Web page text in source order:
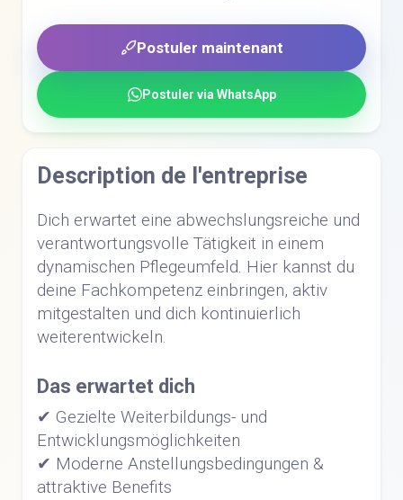
Postuler maintenant
Postuler via WhatsApp
Description de l'entreprise
Dich erwartet eine abwechslungsreiche und
verantwortungsvolle Tätigkeit in einem
dynamischen Pflegeumfeld. Hier kannst du
deine Fachkompetenz einbringen, aktiv
mitgestalten und dich kontinuierlich
weiterentwickeln.
Das erwartet dich
✔ Gezielte Weiterbildungs- und
Entwicklungsmöglichkeiten
✔ Moderne Anstellungsbedingungen &
attraktive Benefits